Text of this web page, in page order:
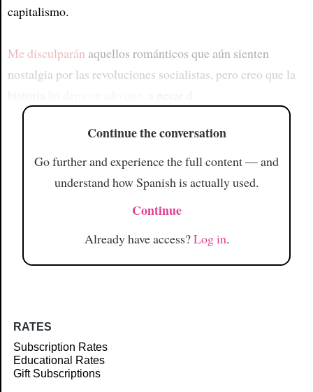
capitalismo.
Me disculparán aquellos románticos que aún sienten
nostalgia por las revoluciones socialistas, pero creo que la
Continue the conversation
Go further and experience the full content — and
understand how Spanish is actually used.
Continue
Already have access?Log in.
RATES
Subscription Rates
Educational Rates
Gift Subscriptions